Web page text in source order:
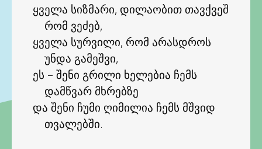
ყველა სიზმარი, დილაობით თავქვეშ
რომ ვეძებ,
ყველა სურვილი, რომ არასდროს
უნდა გამეშვი,
ეს – შენი გრილი ხელებია ჩემს
დამწვარ მხრებზე
და შენი ჩუმი ღიმილია ჩემს მშვიდ
თვალებში.